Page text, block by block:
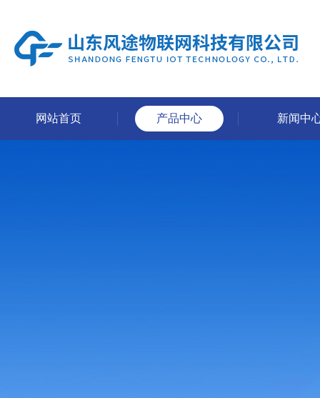
网站首页 产品中心 新闻中